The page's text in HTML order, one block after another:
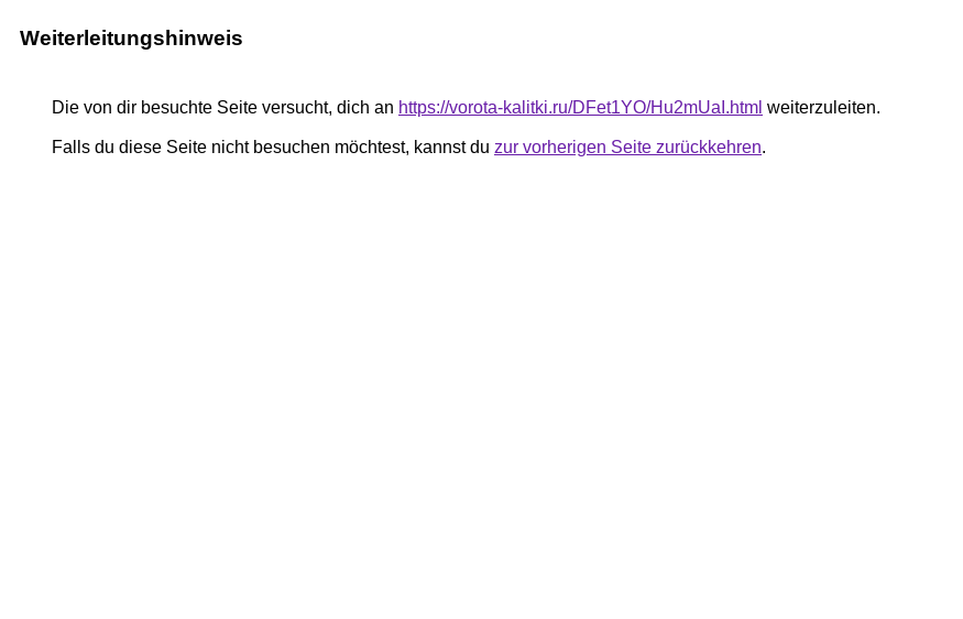
Weiterleitungshinweis
Die von dir besuchte Seite versucht, dich an https://vorota-kalitki.ru/DFet1YO/Hu2mUaI.html weiterzuleiten.
Falls du diese Seite nicht besuchen möchtest, kannst du zur vorherigen Seite zurückkehren.